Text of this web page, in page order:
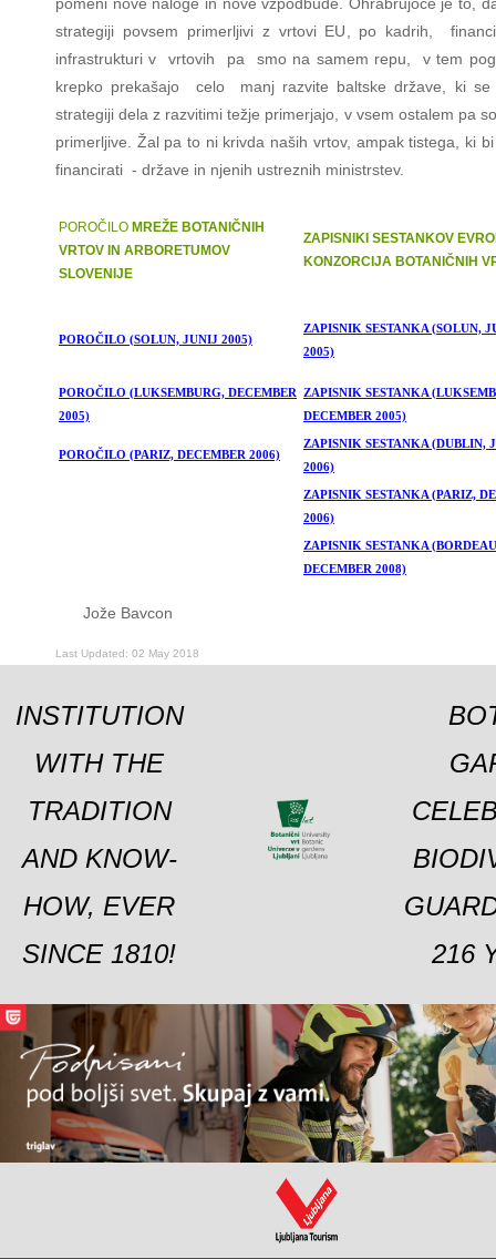
pomeni nove naloge in nove vzpodbude. Ohrabrujoče je to,
strategiji povsem primerljivi z vrtovi EU, po kadrih,
infrastrukturi v vrtovih pa smo na samem repu, v tem
krepko prekašajo celo manj razvite baltske države, ki se
strategiji dela z razvitimi težje primerjajo, v vsem ostalem pa
primerljive. Žal pa to ni krivda naših vrtov, ampak tistega, ki
financirati - države in njenih ustreznih ministrstev.
POROČILO MREŽE BOTANIČNIH
VRTOV IN ARBORETUMOV
SLOVENIJE
ZAPISNIKI SESTANKOV
KONZORCIJA BOTANIČNIH
POROČILO (SOLUN, JUNIJ 2005)
ZAPISNIK SESTANKA (SOLUN,
2005)
POROČILO (LUKSEMBURG, DECEMBER
2005)
ZAPISNIK SESTANKA
DECEMBER 2005)
POROČILO (PARIZ, DECEMBER 2006)
ZAPISNIK SESTANKA (DUBLIN,
2006)
ZAPISNIK SESTANKA (PARIZ,
2006)
ZAPISNIK SESTANKA
DECEMBER 2008)
Jože Bavcon
Last Updated: 02 May 2018
INSTITUTION
WITH THE
TRADITION
AND KNOW-
HOW, EVER
SINCE 1810!
216